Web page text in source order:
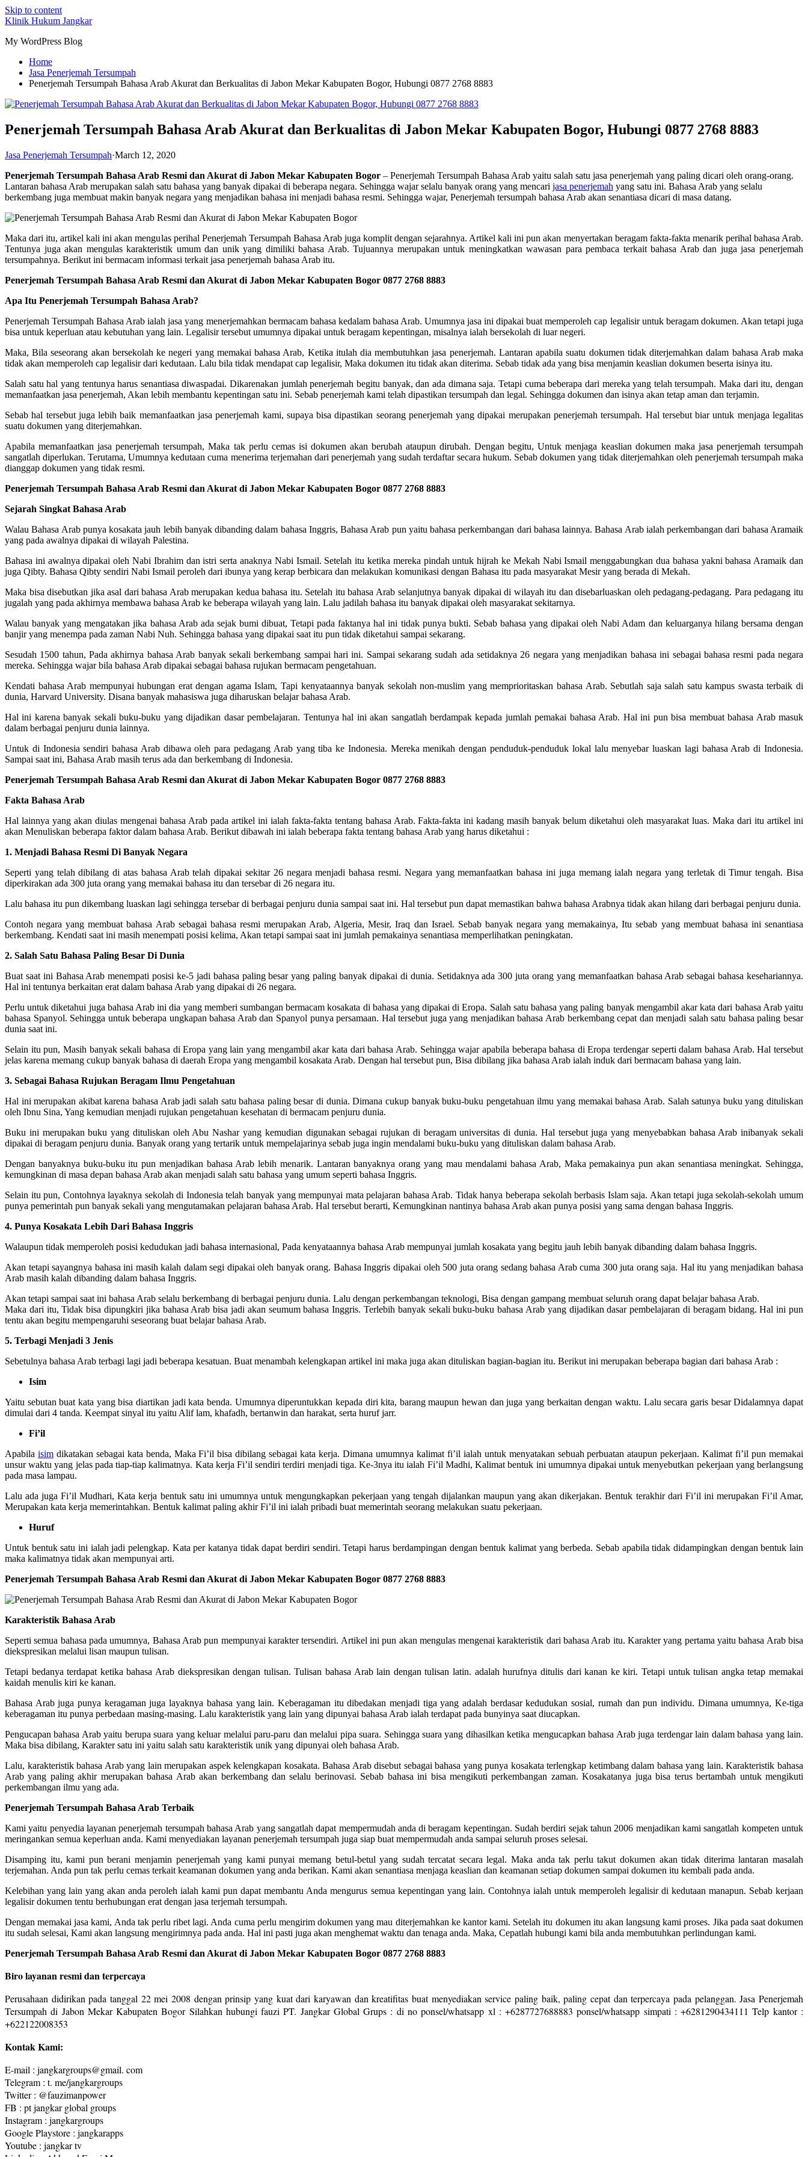
Skip to content
Klinik Hukum Jangkar
My WordPress Blog
Home
Jasa Penerjemah Tersumpah
Penerjemah Tersumpah Bahasa Arab Akurat dan Berkualitas di Jabon Mekar Kabupaten Bogor, Hubungi 0877 2768 8883
Penerjemah Tersumpah Bahasa Arab Akurat dan Berkualitas di Jabon Mekar Kabupaten Bogor, Hubungi 0877 2768 8883
Jasa Penerjemah Tersumpah·March 12, 2020
Penerjemah Tersumpah Bahasa Arab Resmi dan Akurat di Jabon Mekar Kabupaten Bogor – Penerjemah Tersumpah Bahasa Arab yaitu salah satu jasa penerjemah yang paling dicari oleh orang-orang.
Lantaran bahasa Arab merupakan salah satu bahasa yang banyak dipakai di beberapa negara. Sehingga wajar selalu banyak orang yang mencari jasa penerjemah yang satu ini. Bahasa Arab yang selalu
berkembang juga membuat makin banyak negara yang menjadikan bahasa ini menjadi bahasa resmi. Sehingga wajar, Penerjemah tersumpah bahasa Arab akan senantiasa dicari di masa datang.
Maka dari itu, artikel kali ini akan mengulas perihal Penerjemah Tersumpah Bahasa Arab juga komplit dengan sejarahnya. Artikel kali ini pun akan menyertakan beragam fakta-fakta menarik perihal bahasa Arab.
Tentunya juga akan mengulas karakteristik umum dan unik yang dimiliki bahasa Arab. Tujuannya merupakan untuk meningkatkan wawasan para pembaca terkait bahasa Arab dan juga jasa penerjemah
tersumpahnya. Berikut ini bermacam informasi terkait jasa penerjemah bahasa Arab itu.
Penerjemah Tersumpah Bahasa Arab Resmi dan Akurat di Jabon Mekar Kabupaten Bogor 0877 2768 8883
Apa Itu Penerjemah Tersumpah Bahasa Arab?
Penerjemah Tersumpah Bahasa Arab ialah jasa yang menerjemahkan bermacam bahasa kedalam bahasa Arab. Umumnya jasa ini dipakai buat memperoleh cap legalisir untuk beragam dokumen. Akan tetapi juga
bisa untuk keperluan atau kebutuhan yang lain. Legalisir tersebut umumnya dipakai untuk beragam kepentingan, misalnya ialah bersekolah di luar negeri.
Maka, Bila seseorang akan bersekolah ke negeri yang memakai bahasa Arab, Ketika itulah dia membutuhkan jasa penerjemah. Lantaran apabila suatu dokumen tidak diterjemahkan dalam bahasa Arab maka
tidak akan memperoleh cap legalisir dari kedutaan. Lalu bila tidak mendapat cap legalisir, Maka dokumen itu tidak akan diterima. Sebab tidak ada yang bisa menjamin keaslian dokumen beserta isinya itu.
Salah satu hal yang tentunya harus senantiasa diwaspadai. Dikarenakan jumlah penerjemah begitu banyak, dan ada dimana saja. Tetapi cuma beberapa dari mereka yang telah tersumpah. Maka dari itu, dengan
memanfaatkan jasa penerjemah, Akan lebih membantu kepentingan satu ini. Sebab penerjemah kami telah dipastikan tersumpah dan legal. Sehingga dokumen dan isinya akan tetap aman dan terjamin.
Sebab hal tersebut juga lebih baik memanfaatkan jasa penerjemah kami, supaya bisa dipastikan seorang penerjemah yang dipakai merupakan penerjemah tersumpah. Hal tersebut biar untuk menjaga legalitas
suatu dokumen yang diterjemahkan.
Apabila memanfaatkan jasa penerjemah tersumpah, Maka tak perlu cemas isi dokumen akan berubah ataupun dirubah. Dengan begitu, Untuk menjaga keaslian dokumen maka jasa penerjemah tersumpah
sangatlah diperlukan. Terutama, Umumnya kedutaan cuma menerima terjemahan dari penerjemah yang sudah terdaftar secara hukum. Sebab dokumen yang tidak diterjemahkan oleh penerjemah tersumpah maka
dianggap dokumen yang tidak resmi.
Penerjemah Tersumpah Bahasa Arab Resmi dan Akurat di Jabon Mekar Kabupaten Bogor 0877 2768 8883
Sejarah Singkat Bahasa Arab
Walau Bahasa Arab punya kosakata jauh lebih banyak dibanding dalam bahasa Inggris, Bahasa Arab pun yaitu bahasa perkembangan dari bahasa lainnya. Bahasa Arab ialah perkembangan dari bahasa Aramaik
yang pada awalnya dipakai di wilayah Palestina.
Bahasa ini awalnya dipakai oleh Nabi Ibrahim dan istri serta anaknya Nabi Ismail. Setelah itu ketika mereka pindah untuk hijrah ke Mekah Nabi Ismail menggabungkan dua bahasa yakni bahasa Aramaik dan
juga Qibty. Bahasa Qibty sendiri Nabi Ismail peroleh dari ibunya yang kerap berbicara dan melakukan komunikasi dengan Bahasa itu pada masyarakat Mesir yang berada di Mekah.
Maka bisa disebutkan jika asal dari bahasa Arab merupakan kedua bahasa itu. Setelah itu bahasa Arab selanjutnya banyak dipakai di wilayah itu dan disebarluaskan oleh pedagang-pedagang. Para pedagang itu
jugalah yang pada akhirnya membawa bahasa Arab ke beberapa wilayah yang lain. Lalu jadilah bahasa itu banyak dipakai oleh masyarakat sekitarnya.
Walau banyak yang mengatakan jika bahasa Arab ada sejak bumi dibuat, Tetapi pada faktanya hal ini tidak punya bukti. Sebab bahasa yang dipakai oleh Nabi Adam dan keluarganya hilang bersama dengan
banjir yang menempa pada zaman Nabi Nuh. Sehingga bahasa yang dipakai saat itu pun tidak diketahui sampai sekarang.
Sesudah 1500 tahun, Pada akhirnya bahasa Arab banyak sekali berkembang sampai hari ini. Sampai sekarang sudah ada setidaknya 26 negara yang menjadikan bahasa ini sebagai bahasa resmi pada negara
mereka. Sehingga wajar bila bahasa Arab dipakai sebagai bahasa rujukan bermacam pengetahuan.
Kendati bahasa Arab mempunyai hubungan erat dengan agama Islam, Tapi kenyataannya banyak sekolah non-muslim yang memprioritaskan bahasa Arab. Sebutlah saja salah satu kampus swasta terbaik di
dunia, Harvard University. Disana banyak mahasiswa juga diharuskan belajar bahasa Arab.
Hal ini karena banyak sekali buku-buku yang dijadikan dasar pembelajaran. Tentunya hal ini akan sangatlah berdampak kepada jumlah pemakai bahasa Arab. Hal ini pun bisa membuat bahasa Arab masuk
dalam berbagai penjuru dunia lainnya.
Untuk di Indonesia sendiri bahasa Arab dibawa oleh para pedagang Arab yang tiba ke Indonesia. Mereka menikah dengan penduduk-penduduk lokal lalu menyebar luaskan lagi bahasa Arab di Indonesia.
Sampai saat ini, Bahasa Arab masih terus ada dan berkembang di Indonesia.
Penerjemah Tersumpah Bahasa Arab Resmi dan Akurat di Jabon Mekar Kabupaten Bogor 0877 2768 8883
Fakta Bahasa Arab
Hal lainnya yang akan diulas mengenai bahasa Arab pada artikel ini ialah fakta-fakta tentang bahasa Arab. Fakta-fakta ini kadang masih banyak belum diketahui oleh masyarakat luas. Maka dari itu artikel ini
akan Menuliskan beberapa faktor dalam bahasa Arab. Berikut dibawah ini ialah beberapa fakta tentang bahasa Arab yang harus diketahui :
1. Menjadi Bahasa Resmi Di Banyak Negara
Seperti yang telah dibilang di atas bahasa Arab telah dipakai sekitar 26 negara menjadi bahasa resmi. Negara yang memanfaatkan bahasa ini juga memang ialah negara yang terletak di Timur tengah. Bisa
diperkirakan ada 300 juta orang yang memakai bahasa itu dan tersebar di 26 negara itu.
Lalu bahasa itu pun dikembang luaskan lagi sehingga tersebar di berbagai penjuru dunia sampai saat ini. Hal tersebut pun dapat memastikan bahwa bahasa Arabnya tidak akan hilang dari berbagai penjuru dunia.
Contoh negara yang membuat bahasa Arab sebagai bahasa resmi merupakan Arab, Algeria, Mesir, Iraq dan Israel. Sebab banyak negara yang memakainya, Itu sebab yang membuat bahasa ini senantiasa
berkembang. Kendati saat ini masih menempati posisi kelima, Akan tetapi sampai saat ini jumlah pemakainya senantiasa memperlihatkan peningkatan.
2. Salah Satu Bahasa Paling Besar Di Dunia
Buat saat ini Bahasa Arab menempati posisi ke-5 jadi bahasa paling besar yang paling banyak dipakai di dunia. Setidaknya ada 300 juta orang yang memanfaatkan bahasa Arab sebagai bahasa kesehariannya.
Hal ini tentunya berkaitan erat dalam bahasa Arab yang dipakai di 26 negara.
Perlu untuk diketahui juga bahasa Arab ini dia yang memberi sumbangan bermacam kosakata di bahasa yang dipakai di Eropa. Salah satu bahasa yang paling banyak mengambil akar kata dari bahasa Arab yaitu
bahasa Spanyol. Sehingga untuk beberapa ungkapan bahasa Arab dan Spanyol punya persamaan. Hal tersebut juga yang menjadikan bahasa Arab berkembang cepat dan menjadi salah satu bahasa paling besar
dunia saat ini.
Selain itu pun, Masih banyak sekali bahasa di Eropa yang lain yang mengambil akar kata dari bahasa Arab. Sehingga wajar apabila beberapa bahasa di Eropa terdengar seperti dalam bahasa Arab. Hal tersebut
jelas karena memang cukup banyak bahasa di daerah Eropa yang mengambil kosakata Arab. Dengan hal tersebut pun, Bisa dibilang jika bahasa Arab ialah induk dari bermacam bahasa yang lain.
3. Sebagai Bahasa Rujukan Beragam Ilmu Pengetahuan
Hal ini merupakan akibat karena bahasa Arab jadi salah satu bahasa paling besar di dunia. Dimana cukup banyak buku-buku pengetahuan ilmu yang memakai bahasa Arab. Salah satunya buku yang dituliskan
oleh Ibnu Sina, Yang kemudian menjadi rujukan pengetahuan kesehatan di bermacam penjuru dunia.
Buku ini merupakan buku yang dituliskan oleh Abu Nashar yang kemudian digunakan sebagai rujukan di beragam universitas di dunia. Hal tersebut juga yang menyebabkan bahasa Arab inibanyak sekali
dipakai di beragam penjuru dunia. Banyak orang yang tertarik untuk mempelajarinya sebab juga ingin mendalami buku-buku yang dituliskan dalam bahasa Arab.
Dengan banyaknya buku-buku itu pun menjadikan bahasa Arab lebih menarik. Lantaran banyaknya orang yang mau mendalami bahasa Arab, Maka pemakainya pun akan senantiasa meningkat. Sehingga,
kemungkinan di masa depan bahasa Arab akan menjadi salah satu bahasa yang umum seperti bahasa Inggris.
Selain itu pun, Contohnya layaknya sekolah di Indonesia telah banyak yang mempunyai mata pelajaran bahasa Arab. Tidak hanya beberapa sekolah berbasis Islam saja. Akan tetapi juga sekolah-sekolah umum
punya pemerintah pun banyak sekali yang mengutamakan pelajaran bahasa Arab. Hal tersebut berarti, Kemungkinan nantinya bahasa Arab akan punya posisi yang sama dengan bahasa Inggris.
4. Punya Kosakata Lebih Dari Bahasa Inggris
Walaupun tidak memperoleh posisi kedudukan jadi bahasa internasional, Pada kenyataannya bahasa Arab mempunyai jumlah kosakata yang begitu jauh lebih banyak dibanding dalam bahasa Inggris.
Akan tetapi sayangnya bahasa ini masih kalah dalam segi dipakai oleh banyak orang. Bahasa Inggris dipakai oleh 500 juta orang sedang bahasa Arab cuma 300 juta orang saja. Hal itu yang menjadikan bahasa
Arab masih kalah dibanding dalam bahasa Inggris.
Akan tetapi sampai saat ini bahasa Arab selalu berkembang di berbagai penjuru dunia. Lalu dengan perkembangan teknologi, Bisa dengan gampang membuat seluruh orang dapat belajar bahasa Arab.
Maka dari itu, Tidak bisa dipungkiri jika bahasa Arab bisa jadi akan seumum bahasa Inggris. Terlebih banyak sekali buku-buku bahasa Arab yang dijadikan dasar pembelajaran di beragam bidang. Hal ini pun
tentu akan begitu mempengaruhi seseorang buat belajar bahasa Arab.
5. Terbagi Menjadi 3 Jenis
Sebetulnya bahasa Arab terbagi lagi jadi beberapa kesatuan. Buat menambah kelengkapan artikel ini maka juga akan dituliskan bagian-bagian itu. Berikut ini merupakan beberapa bagian dari bahasa Arab :
Isim
Yaitu sebutan buat kata yang bisa diartikan jadi kata benda. Umumnya diperuntukkan kepada diri kita, barang maupun hewan dan juga yang berkaitan dengan waktu. Lalu secara garis besar Didalamnya dapat
dimulai dari 4 tanda. Keempat sinyal itu yaitu Alif lam, khafadh, bertanwin dan harakat, serta huruf jarr.
Fi’il
Apabila isimdikatakan sebagai kata benda, Maka Fi’il bisa dibilang sebagai kata kerja. Dimana umumnya kalimat fi’il ialah untuk menyatakan sebuah perbuatan ataupun pekerjaan. Kalimat fi’il pun memakai
unsur waktu yang jelas pada tiap-tiap kalimatnya. Kata kerja Fi’il sendiri terdiri menjadi tiga. Ke-3nya itu ialah Fi’il Madhi, Kalimat bentuk ini umumnya dipakai untuk menyebutkan pekerjaan yang berlangsung
pada masa lampau.
Lalu ada juga Fi’il Mudhari, Kata kerja bentuk satu ini umumnya untuk mengungkapkan pekerjaan yang tengah dijalankan maupun yang akan dikerjakan. Bentuk terakhir dari Fi’il ini merupakan Fi’il Amar,
Merupakan kata kerja memerintahkan. Bentuk kalimat paling akhir Fi’il ini ialah pribadi buat memerintah seorang melakukan suatu pekerjaan.
Huruf
Untuk bentuk satu ini ialah jadi pelengkap. Kata per katanya tidak dapat berdiri sendiri. Tetapi harus berdampingan dengan bentuk kalimat yang berbeda. Sebab apabila tidak didampingkan dengan bentuk lain
maka kalimatnya tidak akan mempunyai arti.
Penerjemah Tersumpah Bahasa Arab Resmi dan Akurat di Jabon Mekar Kabupaten Bogor 0877 2768 8883
Karakteristik Bahasa Arab
Seperti semua bahasa pada umumnya, Bahasa Arab pun mempunyai karakter tersendiri. Artikel ini pun akan mengulas mengenai karakteristik dari bahasa Arab itu. Karakter yang pertama yaitu bahasa Arab bisa
diekspresikan melalui lisan maupun tulisan.
Tetapi bedanya terdapat ketika bahasa Arab diekspresikan dengan tulisan. Tulisan bahasa Arab lain dengan tulisan latin. adalah hurufnya ditulis dari kanan ke kiri. Tetapi untuk tulisan angka tetap memakai
kaidah menulis kiri ke kanan.
Bahasa Arab juga punya keragaman juga layaknya bahasa yang lain. Keberagaman itu dibedakan menjadi tiga yang adalah berdasar kedudukan sosial, rumah dan pun individu. Dimana umumnya, Ke-tiga
keberagaman itu punya perbedaan masing-masing. Lalu karakteristik yang lain yang dipunyai bahasa Arab ialah terdapat pada bunyinya saat diucapkan.
Pengucapan bahasa Arab yaitu berupa suara yang keluar melalui paru-paru dan melalui pipa suara. Sehingga suara yang dihasilkan ketika mengucapkan bahasa Arab juga terdengar lain dalam bahasa yang lain.
Maka bisa dibilang, Karakter satu ini yaitu salah satu karakteristik unik yang dipunyai oleh bahasa Arab.
Lalu, karakteristik bahasa Arab yang lain merupakan aspek kelengkapan kosakata. Bahasa Arab disebut sebagai bahasa yang punya kosakata terlengkap ketimbang dalam bahasa yang lain. Karakteristik bahasa
Arab yang paling akhir merupakan bahasa Arab akan berkembang dan selalu berinovasi. Sebab bahasa ini bisa mengikuti perkembangan zaman. Kosakatanya juga bisa terus bertambah untuk mengikuti
perkembangan ilmu yang ada.
Penerjemah Tersumpah Bahasa Arab Terbaik
Kami yaitu penyedia layanan penerjemah tersumpah bahasa Arab yang sangatlah dapat mempermudah anda di beragam kepentingan. Sudah berdiri sejak tahun 2006 menjadikan kami sangatlah kompeten untuk
meringankan semua keperluan anda. Kami menyediakan layanan penerjemah tersumpah juga siap buat mempermudah anda sampai seluruh proses selesai.
Disamping itu, kami pun berani menjamin penerjemah yang kami punyai memang betul-betul yang sudah tercatat secara legal. Maka anda tak perlu takut dokumen akan tidak diterima lantaran masalah
terjemahan. Anda pun tak perlu cemas terkait keamanan dokumen yang anda berikan. Kami akan senantiasa menjaga keaslian dan keamanan setiap dokumen sampai dokumen itu kembali pada anda.
Kelebihan yang lain yang akan anda peroleh ialah kami pun dapat membantu Anda mengurus semua kepentingan yang lain. Contohnya ialah untuk memperoleh legalisir di kedutaan manapun. Sebab kerjaan
legalisir dokumen tentu berhubungan erat dengan jasa terjemah tersumpah.
Dengan memakai jasa kami, Anda tak perlu ribet lagi. Anda cuma perlu mengirim dokumen yang mau diterjemahkan ke kantor kami. Setelah itu dokumen itu akan langsung kami proses. Jika pada saat dokumen
itu sudah selesai, Kami akan langsung mengirimnya pada anda. Hal ini pasti juga akan menghemat waktu dan tenaga anda. Maka, Cepatlah hubungi kami bila anda membutuhkan perlindungan kami.
Penerjemah Tersumpah Bahasa Arab Resmi dan Akurat di Jabon Mekar Kabupaten Bogor 0877 2768 8883
Biro layanan resmi dan terpercaya
Perusahaan didirikan pada tanggal 22 mei 2008 dengan prinsip yang kuat dari karyawan dan kreatifitas buat menyediakan service paling baik, paling cepat dan terpercaya pada pelanggan. Jasa Penerjemah
Tersumpah di Jabon Mekar Kabupaten Bogor Silahkan hubungi fauzi PT. Jangkar Global Grups : di no ponsel/whatsapp xl : +6287727688883 ponsel/whatsapp simpati : +6281290434111 Telp kantor :
+622122008353
Kontak Kami:
E-mail : jangkargroups@gmail. com
Telegram : t. me/jangkargroups
Twitter : @fauzimanpower
FB : pt jangkar global groups
Instagram : jangkargroups
Google Playstore : jangkarapps
Youtube : jangkar tv